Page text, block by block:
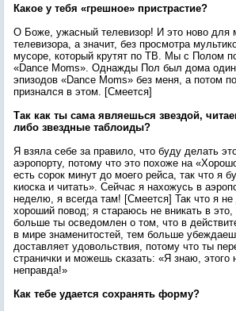
Какое у тебя «грешное» пристрастие?
О Боже, ужасный телевизор! И это ново для
телевизора, а значит, без просмотра
мусоре, который крутят по ТВ. Мы с Полом
«Dance Moms». Однажды Пол был дома один
эпизодов «Dance Moms» без меня, а потом
признался в этом. [Смеется]
Так как ты сама являешься звездой,
либо звездные таблоиды?
Я взяла себе за правило, что буду делать
аэропорту, потому что это похоже на
есть сорок минут до моего рейса, так что я
киоска и читать». Сейчас я нахожусь в
неделю, я всегда там! [Смеется] Так что я
хороший повод; я стараюсь не вникать в
больше ты осведомлен о том, что в
в мире знаменитостей, тем больше
доставляет удовольствия, потому что ты
странички и можешь сказать: «Я знаю, этого
неправда!»
Как тебе удается сохранять форму?